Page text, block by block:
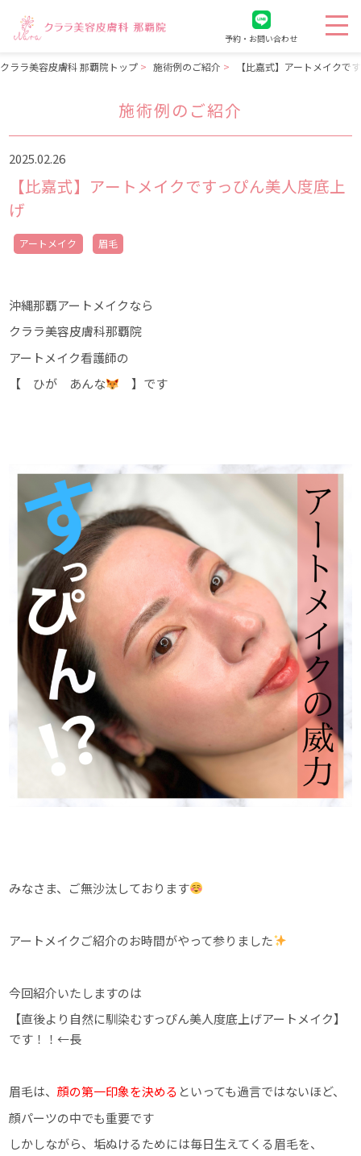
予約・お問い合わせ
クララ美容皮膚科 那覇院トップ 施術例のご紹介 【比嘉式】アートメイクで
施術例のご紹介
2025.02.26
【比嘉式】アートメイクですっぴん美人度底上
げ
アートメイク 眉毛
沖縄那覇アートメイクなら
クララ美容皮膚科那覇院
アートメイク看護師の
【 ひが あんな
】です
みなさま、ご無沙汰しております
アートメイクご紹介のお時間がやって参りました
今回紹介いたしますのは
【直後より自然に馴染むすっぴん美人度底上げアートメイク】
です！！←長
眉毛は、顔の第一印象を決める といっても過言ではないほど、
顔パーツの中でも重要です
しかしながら、垢ぬけるためには毎日生えてくる眉毛を、